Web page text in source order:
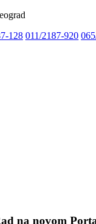
128 011/2187-920
na novom